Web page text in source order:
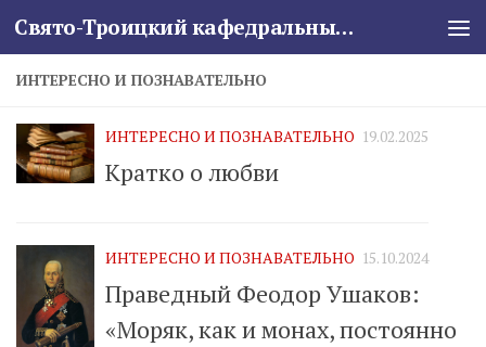
Skip to content Свято-Троицкий кафедральный собор
ИНТЕРЕСНО И ПОЗНАВАТЕЛЬНО
ИНТЕРЕСНО И ПОЗНАВАТЕЛЬНО 19.02.2025
Кратко о любви
ИНТЕРЕСНО И ПОЗНАВАТЕЛЬНО 15.10.2024
Праведный Феодор Ушаков:
«Моряк, как и монах, постоянно